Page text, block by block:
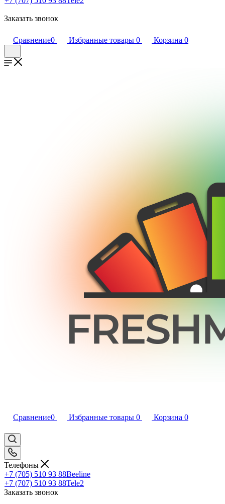
Заказать звонок
Сравнение0 Избранные товары 0 Корзина 0
Сравнение0 Избранные товары 0 Корзина 0
Телефоны
+7 (705) 510 93 88Beeline
+7 (707) 510 93 88Tele2
Заказать звонок